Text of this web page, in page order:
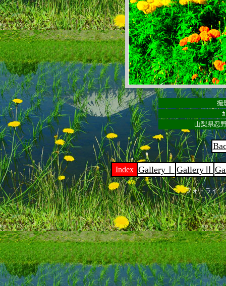
撮
山梨県忍
Index GalleryⅠ GalleryⅡ
フォトライ